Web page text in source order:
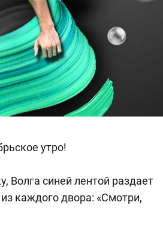
утро!
Волга синей лентой раздает
каждого двора: «Смотри,